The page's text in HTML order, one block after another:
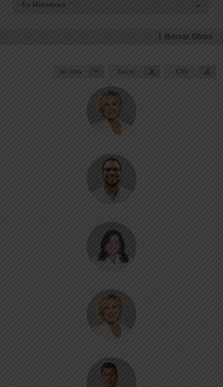
Ex Miembros
| Borrar filtros
Ver lista Excel CSV